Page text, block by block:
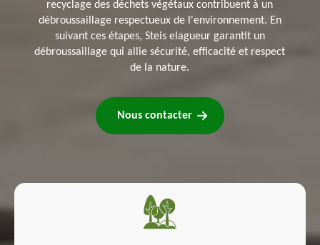
recyclage des déchets végétaux contribuent à un
débroussaillage respectueux de l'environnement. En
suivant ces étapes, Steis elagueur garantit un
débroussaillage qui allie sécurité, efficacité et respect
de la nature.
Nous contacter